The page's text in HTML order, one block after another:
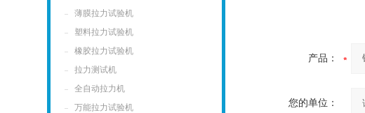
薄膜拉力试验机
塑料拉力试验机
橡胶拉力试验机
拉力测试机
全自动拉力机
万能拉力试验机
产品：
您的单位：